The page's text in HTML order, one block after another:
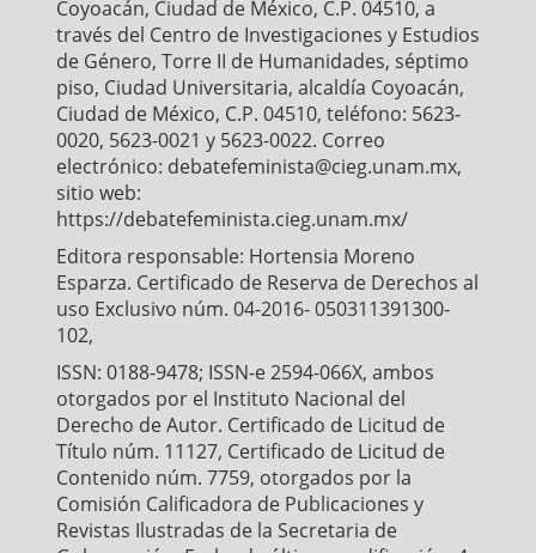
Coyoacán, Ciudad de México, C.P. 04510, a
través del Centro de Investigaciones y Estudios
de Género, Torre II de Humanidades, séptimo
piso, Ciudad Universitaria, alcaldía Coyoacán,
Ciudad de México, C.P. 04510, teléfono: 5623-
0020, 5623-0021 y 5623-0022. Correo
electrónico: debatefeminista@cieg.unam.mx,
sitio web:
https://debatefeminista.cieg.unam.mx/
Editora responsable: Hortensia Moreno
Esparza. Certificado de Reserva de Derechos al
uso Exclusivo núm. 04-2016- 050311391300-
102,
ISSN: 0188-9478; ISSN-e 2594-066X, ambos
otorgados por el Instituto Nacional del
Derecho de Autor. Certificado de Licitud de
Título núm. 11127, Certificado de Licitud de
Contenido núm. 7759, otorgados por la
Comisión Calificadora de Publicaciones y
Revistas Ilustradas de la Secretaria de